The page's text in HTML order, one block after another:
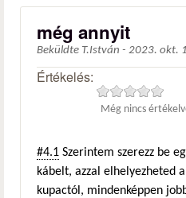
még annyit
Beküldte T.István - 2023. okt.
Értékelés:
Még nincs
#4.1 Szerintem szerezz be
kábelt, azzal elhelyezheted
kupactól, mindenképpen